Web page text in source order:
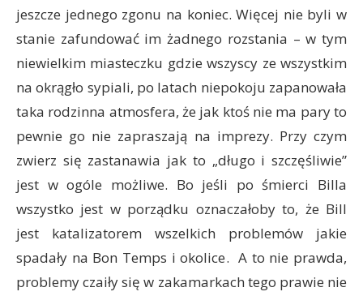
jeszcze jednego zgonu na koniec. Więcej nie byli w
stanie zafundować im żadnego rozstania – w tym
niewielkim miasteczku gdzie wszyscy ze wszystkim
na okrągło sypiali, po latach niepokoju zapanowała
taka rodzinna atmosfera, że jak ktoś nie ma pary to
pewnie go nie zapraszają na imprezy. Przy czym
zwierz się zastanawia jak to „długo i szczęśliwie”
jest w ogóle możliwe. Bo jeśli po śmierci Billa
wszystko jest w porządku oznaczałoby to, że Bill
jest katalizatorem wszelkich problemów jakie
spadały na Bon Temps i okolice. A to nie prawda,
problemy czaiły się w zakamarkach tego prawie nie